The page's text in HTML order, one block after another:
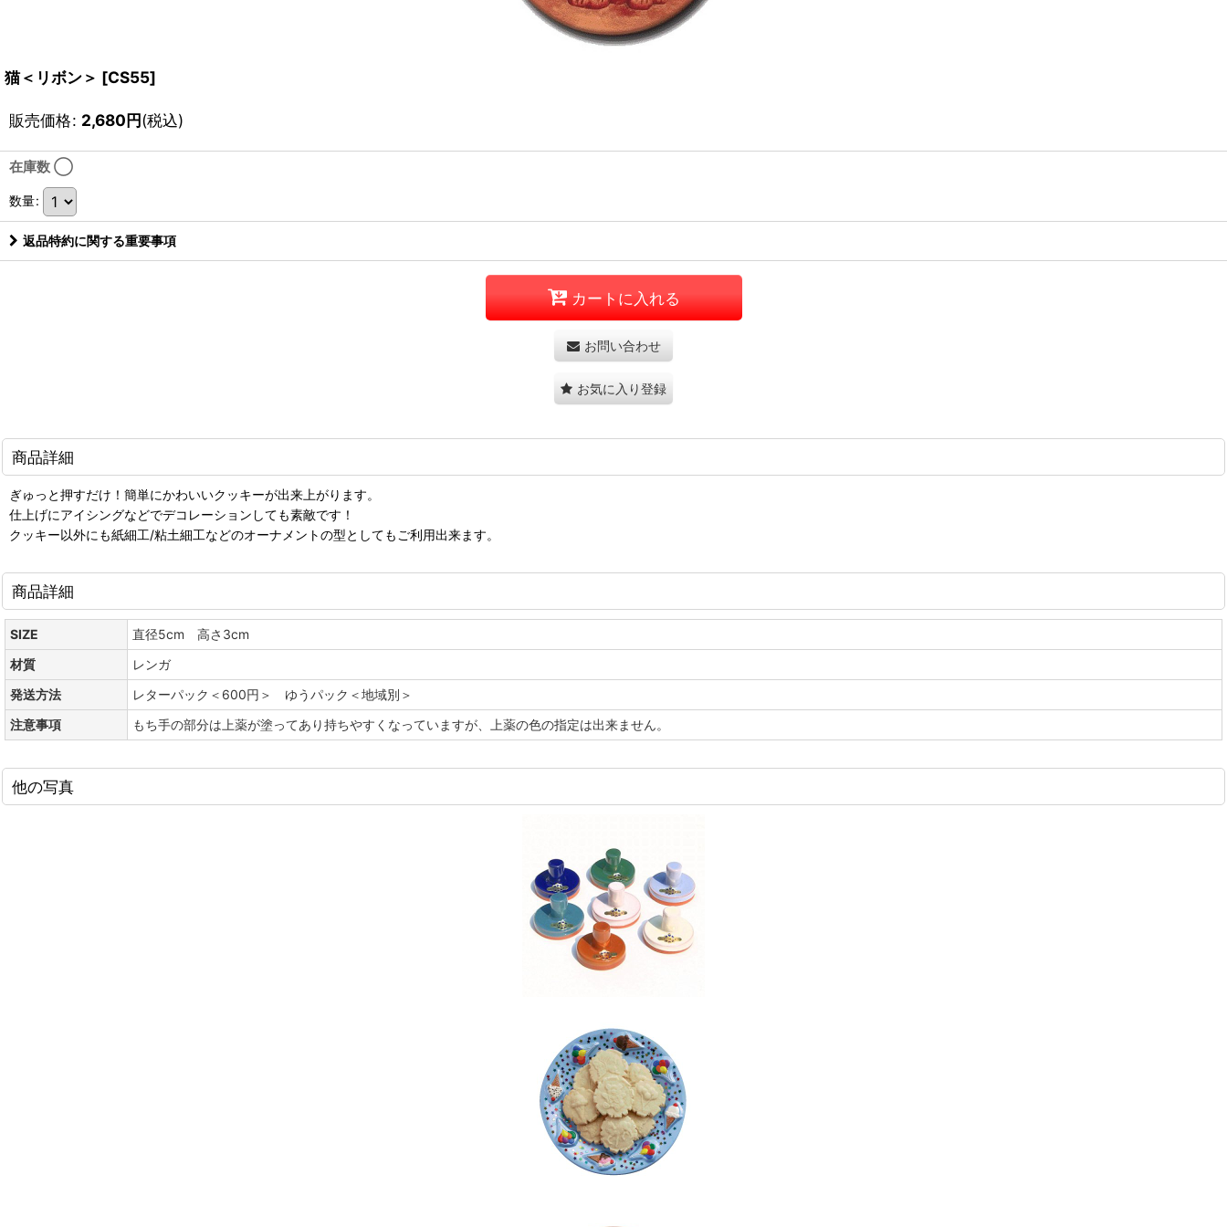
猫＜リボン＞ [CS55]
販売価格: 2,680円(税込)
在庫数 ◯
数量:
返品特約に関する重要事項
カートに入れる
お問い合わせ
お気に入り登録
商品詳細
ぎゅっと押すだけ！簡単にかわいいクッキーが出来上がります。
仕上げにアイシングなどでデコレーションしても素敵です！
クッキー以外にも紙細工/粘土細工などのオーナメントの型としてもご利用出来ます。
商品詳細
SIZE
直径5cm 高さ3cm
材質
レンガ
発送方法
レターパック＜600円＞ ゆうパック＜地域別＞
注意事項
もち手の部分は上薬が塗ってあり持ちやすくなっていますが、上薬の色の指定は出来ません。
他の写真